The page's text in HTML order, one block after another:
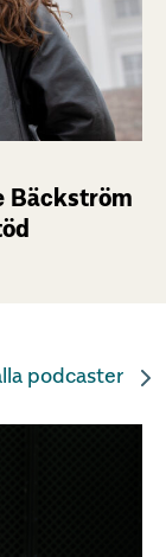
Bäckström
podcaster